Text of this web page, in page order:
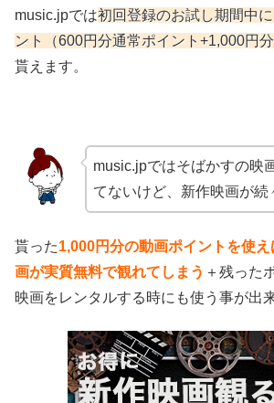
music.jpでは初回登録のお試し期間中
ント（600円分通常ポイント+1,000円分
貰えます。
music.jpではそばかすの映
てないけど、新作映画が続
貰った1,000円分の動画ポイントを使
画が実質無料で観れてしまう ＋残った
映画をレンタルする時にも使う事が出